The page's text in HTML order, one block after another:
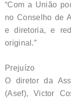
“Com a União
no Conselho de
e diretoria, e
original.”
Prejuízo
O diretor da
(Asef), Victor